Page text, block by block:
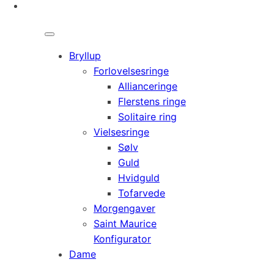
Bryllup
Forlovelsesringe
Allianceringe
Flerstens ringe
Solitaire ring
Vielsesringe
Sølv
Guld
Hvidguld
Tofarvede
Morgengaver
Saint Maurice
Konfigurator
Dame